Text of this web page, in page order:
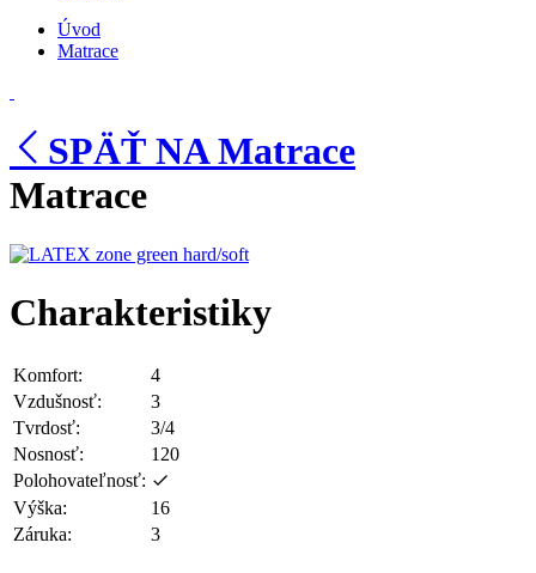
Úvod
Matrace
SPÄŤ NA Matrace
Matrace
Charakteristiky
Komfort:
4
Vzdušnosť:
3
Tvrdosť:
3/4
Nosnosť:
120
Polohovateľnosť:
Výška:
16
Záruka:
3